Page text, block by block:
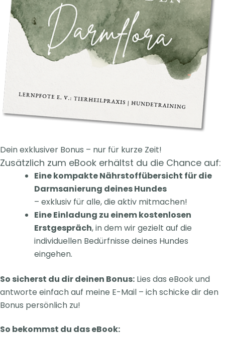
Dein exklusiver Bonus – nur für kurze Zeit!
Zusätzlich zum eBook erhältst du die Chance auf:
Eine kompakte Nährstoffübersicht für die
Darmsanierung deines Hundes
– exklusiv für alle, die aktiv mitmachen!
Eine Einladung zu einem kostenlosen
Erstgespräch, in dem wir gezielt auf die
individuellen Bedürfnisse deines Hundes
eingehen.
So sicherst du dir deinen Bonus: Lies das eBook und
antworte einfach auf meine E-Mail – ich schicke dir den
Bonus persönlich zu!
So bekommst du das eBook: